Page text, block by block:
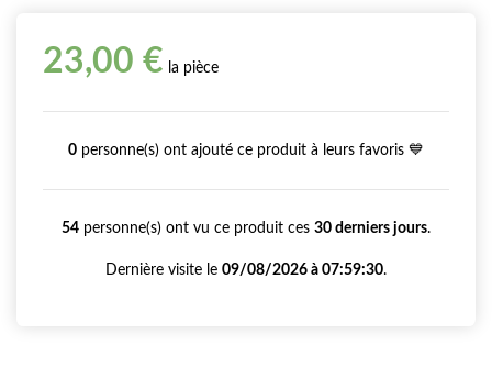
23,00 € la pièce
0 personne(s) ont ajouté ce produit à leurs favoris 💙
54 personne(s) ont vu ce produit ces 30 derniers jours.
Dernière visite le 09/08/2026 à 07:59:30.